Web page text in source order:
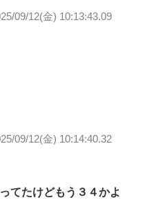
09/12(金) 10:13:43.09
09/12(金) 10:14:40.32
てたけどもう３４かよ